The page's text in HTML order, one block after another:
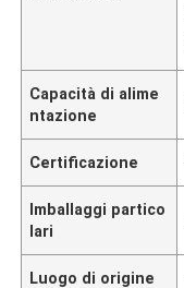
Capacità di alime
ntazione
Certificazione
Imballaggi partico
lari
Luogo di origine